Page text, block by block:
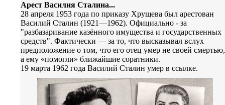
Арест Василия Сталина...
28 апреля 1953 года по приказу Хрущева был арестован
Василий Сталин (1921—1962). Официально - за
"разбазаривание казённого имущества и государственных
средств". Фактически — за то, что высказывал вслух
предположение о том, что его отец умер не своей смертью,
а ему «помогли» ближайшие соратники.
19 марта 1962 года Василий Сталин умер в ссылке.